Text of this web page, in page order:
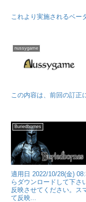
これより実施されるベー
nussygame
この内容は、前回の訂正
Buriedbornes
適用日 2022/10/28(金)
らダウンロードして下さ
反映させてください。ス
て反映...